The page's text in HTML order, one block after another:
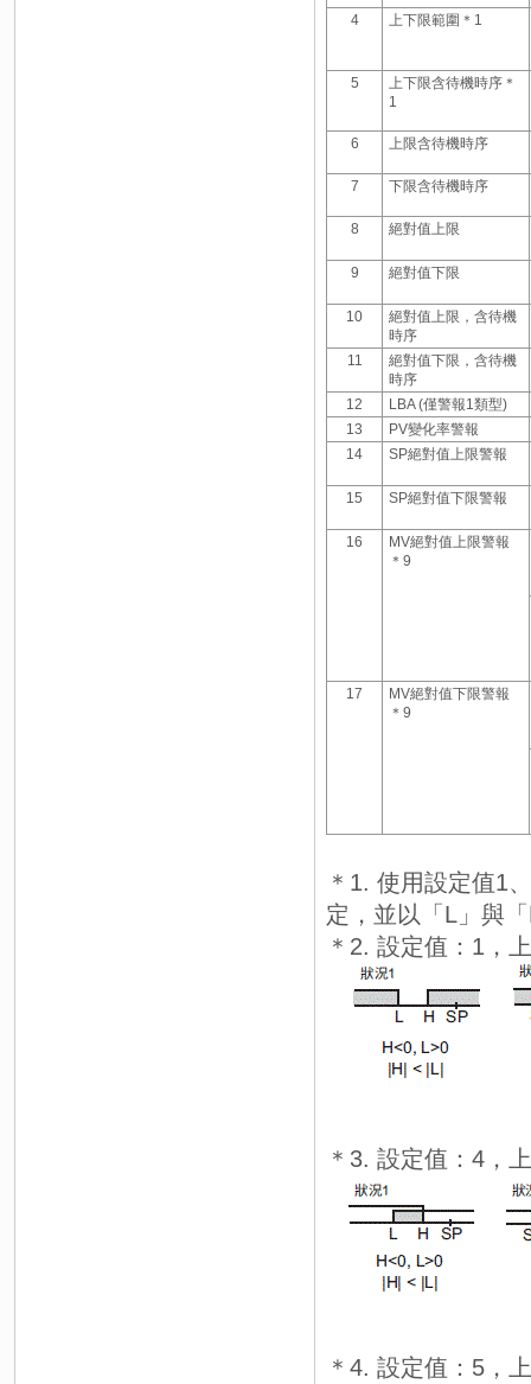
4 上下限範圍＊1
5
上下限含待機時序＊
1
6 上限含待機時序
7 下限含待機時序
8 絕對值上限
9 絕對值下限
10
絕對值上限，含待機
時序
11
絕對值下限，含待機
時序
12
LBA (僅警報1類型)
13
PV變化率警報
14
SP絕對值上限警報
15 SP絕對值下限警報
16
MV絕對值上限警報
＊9
17
MV絕對值下限警報
＊9
＊1. 使用設定值1
定，並以「L」與
＊2. 設定值：1，
＊3. 設定值：4，
＊4. 設定值：5，